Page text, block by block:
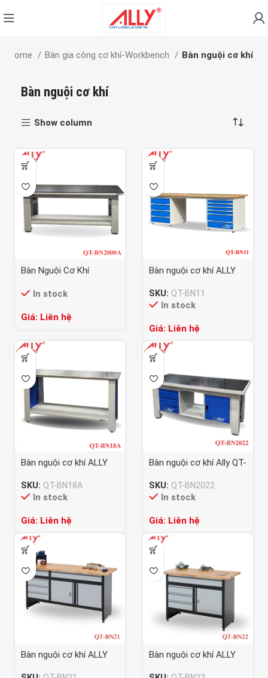
Home Bàn gia công cơ khí-Workbench Bàn nguội cơ khí
Bàn nguội cơ khí
Show column
Bàn Nguội Cơ Khí
In stock
Giá: Liên hệ
Bàn nguội cơ khí ALLY
SKU: QT-BN11
In stock
Giá: Liên hệ
Bàn nguội cơ khí ALLY
SKU: QT-BN18A
In stock
Giá: Liên hệ
Bàn nguội cơ khí Ally QT-
SKU: QT-BN2022
In stock
Giá: Liên hệ
Bàn nguội cơ khí ALLY
Bàn nguội cơ khí ALLY